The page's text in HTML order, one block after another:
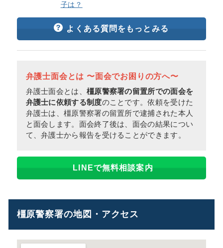
子は？
よくある質問をもっとみる
弁護士面会とは 〜面会でお困りの方へ〜
弁護士面会とは、 橿原警察署の留置所での面会を
弁護士に依頼する制度のことです。依頼を受けた
弁護士は、橿原警察署の留置所で逮捕された本人
と面会します。面会終了後は、面会の結果につい
て、弁護士から報告を受けることができます。
LINEで無料相談案内
橿原警察署の地図・アクセス